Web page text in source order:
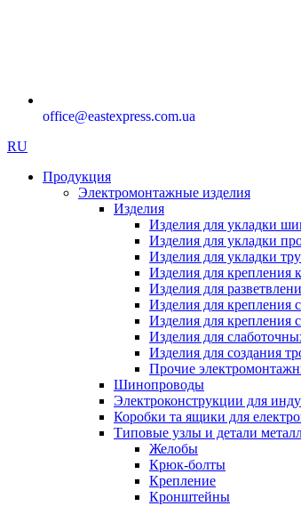
office@eastexpress.com.ua
RU
Продукция
Электромонтажные изделия
Изделия
Изделия для укладки
Изделия для укладки
Изделия для укладки
Изделия для крепления
Изделия для
Изделия для крепления
Изделия для крепления
Изделия для
Изделия для создания
Прочие
Шинопроводы
Электроконструкции для
Коробки та ящики для
Типовые узлы и детали
Желобы
Крюк-болты
Крепление
Кронштейны